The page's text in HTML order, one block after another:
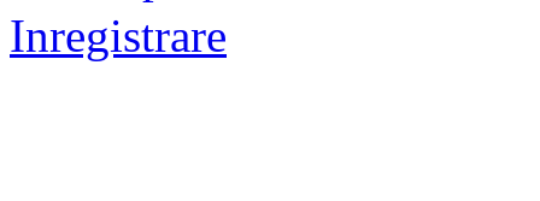
Inregistrare